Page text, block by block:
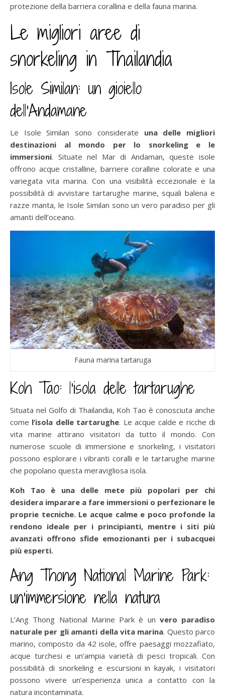
protezione della barriera corallina e della fauna marina.
Le migliori aree di
snorkeling in Thailandia
Isole Similan: un gioiello
dell’Andamane
Le Isole Similan sono considerate una delle migliori
destinazioni al mondo per lo snorkeling e le
immersioni. Situate nel Mar di Andaman, queste isole
offrono acque cristalline, barriere coralline colorate e una
variegata vita marina. Con una visibilità eccezionale e la
possibilità di avvistare tartarughe marine, squali balena e
razze manta, le Isole Similan sono un vero paradiso per gli
amanti dell’oceano.
Fauna marina tartaruga
Koh Tao: l’isola delle tartarughe
Situata nel Golfo di Thailandia, Koh Tao è conosciuta anche
come l’isola delle tartarughe. Le acque calde e ricche di
vita marine attirano visitatori da tutto il mondo. Con
numerose scuole di immersione e snorkeling, i visitatori
possono esplorare i vibranti coralli e le tartarughe marine
che popolano questa meravigliosa isola.
Koh Tao è una delle mete più popolari per chi
desidera imparare a fare immersioni o perfezionare le
proprie tecniche. Le acque calme e poco profonde la
rendono ideale per i principianti, mentre i siti più
avanzati offrono sfide emozionanti per i subacquei
più esperti.
Ang Thong National Marine Park:
un’immersione nella natura
L’Ang Thong National Marine Park è un vero paradiso
naturale per gli amanti della vita marina. Questo parco
marino, composto da 42 isole, offre paesaggi mozzafiato,
acque turchesi e un’ampia varietà di pesci tropicali. Con
possibilità di snorkeling e escursioni in kayak, i visitatori
possono vivere un’esperienza unica a contatto con la
natura incontaminata.